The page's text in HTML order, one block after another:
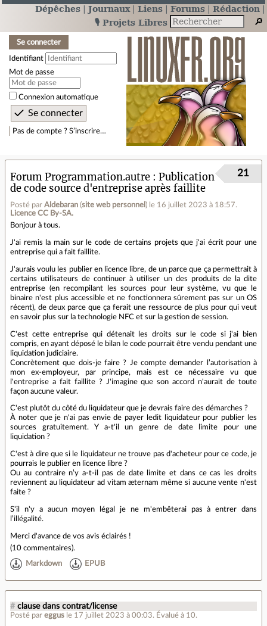
Dépêches Journaux Liens Forums
Rédaction
🎙️ Projets Libres
Se connecter
Identifiant
Mot de passe
Connexion automatique
Pas de compte ? S’inscrire…
Forum Programmation.autre
Publication
de code source d'entreprise après faillite
Posté par Aldebaran (site web personnel ) le 16 juillet 2023 à 18:57.
Licence CC By‑SA.
21
Bonjour à tous.
J'ai remis la main sur le code de certains projets que j'ai écrit pour une
entreprise qui a fait faillite.
J'aurais voulu les publier en licence libre, de un parce que ça permettrait à
certains utilisateurs de continuer à utiliser un des produits de la dite
entreprise (en recompilant les sources pour leur système, vu que le
binaire n'est plus accessible et ne fonctionnera sûrement pas sur un OS
récent), de deux parce que ça ferait une ressource de plus pour qui veut
en savoir plus sur la technologie NFC et sur la gestion de session.
C'est cette entreprise qui détenait les droits sur le code si j'ai bien
compris, en ayant déposé le bilan le code pourrait être vendu pendant une
liquidation judiciaire.
Concrètement que dois-je faire ? Je compte demander l’autorisation à
mon ex-employeur, par principe, mais est ce nécessaire vu que
l'entreprise a fait faillite ? J'imagine que son accord n'aurait de toute
façon aucune valeur.
C'est plutôt du côté du liquidateur que je devrais faire des démarches ?
À noter que je n'ai pas envie de payer ledit liquidateur pour publier les
sources gratuitement. Y a-t'il un genre de date limite pour une
liquidation ?
C'est à dire que si le liquidateur ne trouve pas d'acheteur pour ce code, je
pourrais le publier en licence libre ?
Ou au contraire n’y a-t-il pas de date limite et dans ce cas les droits
reviennent au liquidateur ad vitam æternam même si aucune vente n'est
faite ?
S'il n'y a aucun moyen légal je ne m'embêterai pas à entrer dans
l’illégalité.
Merci d'avance de vos avis éclairés !
(10 commentaires).
Markdown EPUB
# clause dans contrat/license
Posté par eggus le 17 juillet 2023 à 00:03. Évalué à 10.